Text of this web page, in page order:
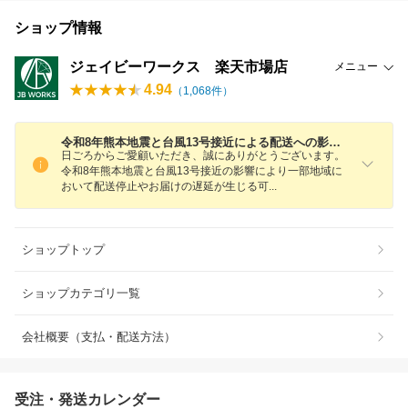
ショップ情報
ジェイビーワークス 楽天市場店 メニュー
4.94 （ 1,068件）
令和8年熊本地震と台風13号接近による配送への影響について
日ごろからご愛顧いただき、誠にありがとうございます。
令和8年熊本地震と台風13号接近の影響により一部地域に
おいて配送停止やお届けの遅延が生じる可
ショップトップ
ショップカテゴリ一覧
会社概要（支払・配送方法）
受注・発送カレンダー